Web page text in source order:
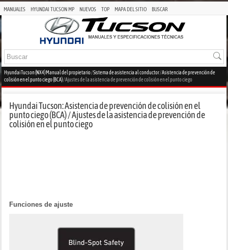
MANUALES HYUNDAI TUCSON MP NUEVOS TOP MAPA DEL SITIO BUSCAR
Hyundai Tucson (NX4) Manual del propietario/Sistema de asistencia al conductor/Asistencia de prevención de
colisión en el punto ciego (BCA)/ Ajustes de la asistencia de prevención de colisión en el punto ciego
Hyundai Tucson: Asistencia de prevención de colisión en el
punto ciego (BCA) / Ajustes de la asistencia de prevención de
colisión en el punto ciego
Funciones de ajuste